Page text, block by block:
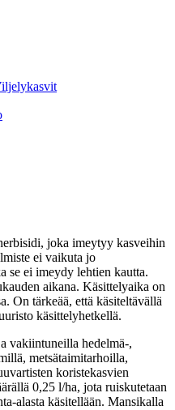
joka imeytyy kasveihin
ei vaikuta jo
se ei imeydy lehtien kautta.
aikana. Käsittelyaika on
On tärkeää, että käsiteltävällä
käsittelyhetkellä.
vakiintuneilla hedelmä-,
metsätaimitarhoilla,
koristekasvien
0,25 l/ha, jota ruiskutetaan
alasta käsitellään. Mansikalla